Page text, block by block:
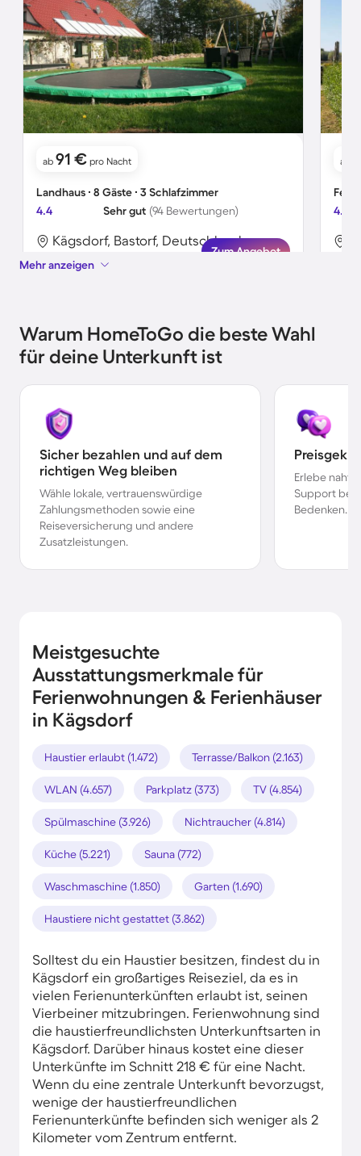
ab 91 € pro Nacht
Landhaus ∙ 8 Gäste ∙ 3 Schlafzimmer
4.4
Sehr gut (94 Bewertungen)
Kägsdorf, Bastorf, Deutschland
Zum Angebot
ab
4.6
Mehr anzeigen
Warum HomeToGo die beste Wahl
für deine Unterkunft ist
Sicher bezahlen und auf dem
richtigen Weg bleiben
Wähle lokale, vertrauenswürdige
Zahlungsmethoden sowie eine
Reiseversicherung und andere
Zusatzleistungen.
Erlebe
Support bei
Bedenken.
Meistgesuchte
Ausstattungsmerkmale für
Ferienwohnungen & Ferienhäuser
in Kägsdorf
Haustier erlaubt (1.472) Terrasse/Balkon (2.163)
WLAN (4.657) Parkplatz (373) TV (4.854)
Spülmaschine (3.926) Nichtraucher (4.814)
Küche (5.221) Sauna (772)
Waschmaschine (1.850) Garten (1.690)
Haustiere nicht gestattet (3.862)
Solltest du ein Haustier besitzen, findest du in
Kägsdorf ein großartiges Reiseziel, da es in
vielen Ferienunterkünften erlaubt ist, seinen
Vierbeiner mitzubringen. Ferienwohnung sind
die haustierfreundlichsten Unterkunftsarten in
Kägsdorf. Darüber hinaus kostet eine dieser
Unterkünfte im Schnitt 218 € für eine Nacht.
Wenn du eine zentrale Unterkunft bevorzugst,
wenige der haustierfreundlichen
Ferienunterkünfte befinden sich weniger als 2
Kilometer vom Zentrum entfernt.